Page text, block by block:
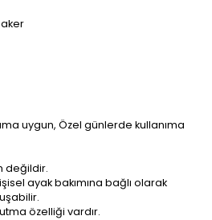
uygun, Özel günlerde kullanıma
değildir.
ayak bakımına bağlı olarak
özelliği vardır.